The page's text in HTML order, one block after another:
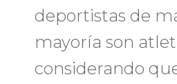
deportistas de
mayoría son
considerando